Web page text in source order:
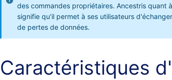
des commandes propriétaires. Ancestris quant
signifie qu'il permet à ses utilisateurs
de pertes de données.
Caractéristiques